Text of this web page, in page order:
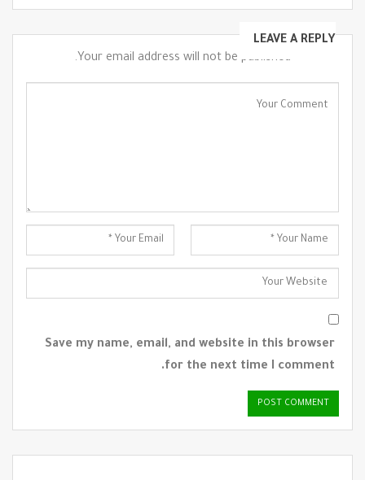
LEAVE A REPLY
Your email address will not be published.
Save my name, email, and website in this browser
for the next time I comment.